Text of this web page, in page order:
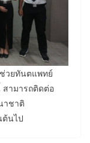
วยทันตแพทย์
สามารถติดต่อ
าชาติ
นไป